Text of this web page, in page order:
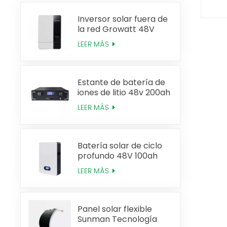
Inversor solar fuera de
la red Growatt 48V
3KW 5KW
LEER MÁS
Estante de batería de
iones de litio 48v 200ah
Lifepo4
LEER MÁS
Batería solar de ciclo
profundo 48V 100ah
Powerwall Lifepo4
LEER MÁS
Panel solar flexible
Sunman Tecnología